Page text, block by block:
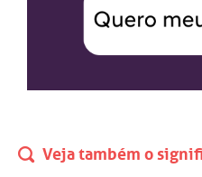
Veja também o